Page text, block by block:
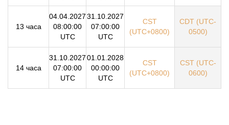
13 часа
04.04.2027
08:00:00
UTC
31.10.2027
07:00:00
UTC
CST
(UTC+0800)
CDT (UTC-
0500)
14 часа
31.10.2027
07:00:00
UTC
01.01.2028
00:00:00
UTC
CST
(UTC+0800)
CST (UTC-
0600)